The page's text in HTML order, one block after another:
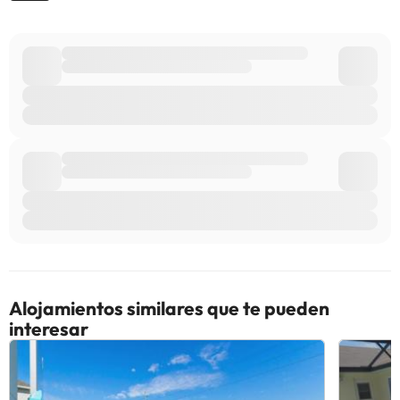
Alojamientos similares que te pueden
interesar